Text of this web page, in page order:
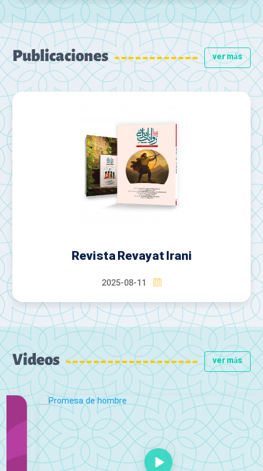
Publicaciones ver más
Revista Revayat Irani
2025-08-11
Videos ver más